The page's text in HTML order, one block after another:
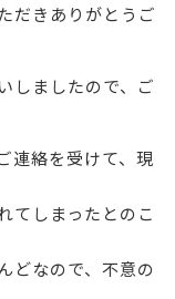
だきありがとうご
しましたので、ご
連絡を受けて、現
てしまったとのこ
どなので、不意の